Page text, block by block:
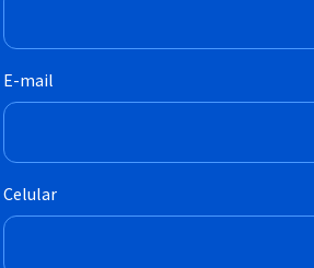
E-mail
Celular